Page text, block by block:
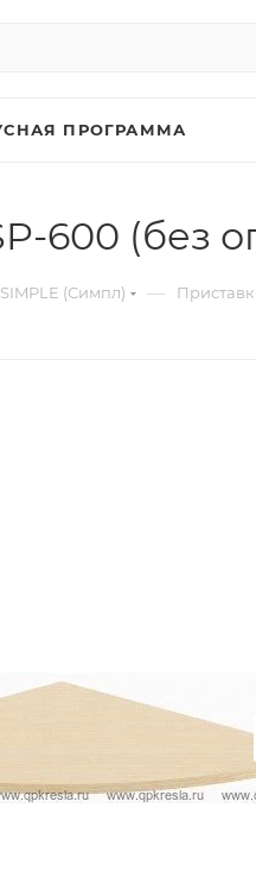
ПРОГРАММА
600 (без
(Симпл) —